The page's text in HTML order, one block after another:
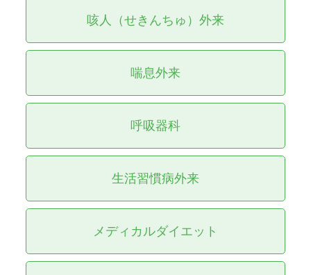
2026/01/25 - 禁煙外来再開のお知らせ：今度こ
咳人（せきんちゅ）外来
喘息外来
呼吸器科
生活習慣病外来
メディカルダイエット